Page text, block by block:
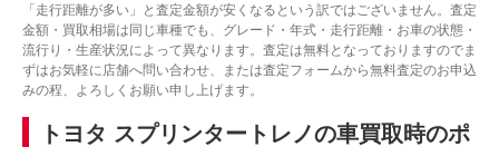
「走行距離が多い」と査定金額が安くなるという訳ではございません。査定
金額・買取相場は同じ車種でも、グレード・年式・走行距離・お車の状態・
流行り・生産状況によって異なります。査定は無料となっておりますのでま
ずはお気軽に店舗へ問い合わせ、または査定フォームから無料査定のお申込
みの程、よろしくお願い申し上げます。
トヨタ スプリンタートレノの車買取時のポ